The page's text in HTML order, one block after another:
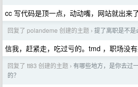
cc 写代码是顶一点，动动嘴，网站就出来了
回复了 polandeme 创建的主题 › 提了离职是不是
信我，赶紧走，吃过亏的。tmd ，职场没有
回复了 tt83 创建的主题 › 有哪些地方，是你去过
的？